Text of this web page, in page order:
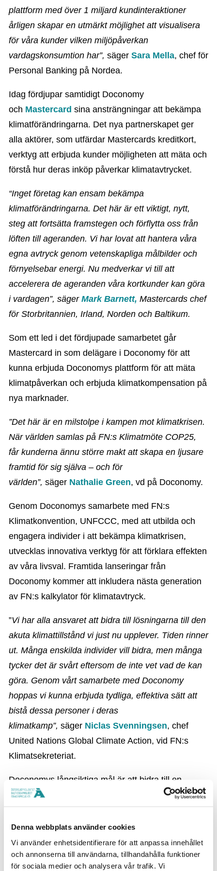
Denna webbplats använder cookies
Vi använder enhetsidentifierare för att anpassa innehållet
och annonserna till användarna, tillhandahålla funktioner
för sociala medier och analysera vår trafik. Vi
plattform med över 1 miljard kundinteraktioner
årligen skapar en utmärkt möjlighet att visualisera
för våra kunder vilken miljöpåverkan
vardagskonsumtion har”, säger Sara Mella, chef för
Personal Banking på Nordea.
Idag fördjupar samtidigt Doconomy
och Mastercard sina ansträngningar att bekämpa
klimatförändringarna. Det nya partnerskapet ger
alla aktörer, som utfärdar Mastercards kreditkort,
verktyg att erbjuda kunder möjligheten att mäta och
förstå hur deras inköp påverkar klimatavtrycket.
“Inget företag kan ensam bekämpa
klimatförändringarna. Det här är ett viktigt, nytt,
steg att fortsätta framstegen och förflytta oss från
löften till ageranden. Vi har lovat att hantera våra
egna avtryck genom vetenskapliga målbilder och
förnyelsebar energi. Nu medverkar vi till att
accelerera de ageranden våra kortkunder kan göra
i vardagen”, säger Mark Barnett, Mastercards chef
för Storbritannien, Irland, Norden och Baltikum.
Som ett led i det fördjupade samarbetet går
Mastercard in som delägare i Doconomy för att
kunna erbjuda Doconomys plattform för att mäta
klimatpåverkan och erbjuda klimatkompensation på
nya marknader.
”Det här är en milstolpe i kampen mot klimatkrisen.
När världen samlas på FN:s Klimatmöte COP25,
får kunderna ännu större makt att skapa en ljusare
framtid för sig själva – och för
världen”, säger Nathalie Green, vd på Doconomy.
Genom Doconomys samarbete med FN:s
Klimatkonvention, UNFCCC, med att utbilda och
engagera individer i att bekämpa klimatkrisen,
utvecklas innovativa verktyg för att förklara effekten
av våra livsval. Framtida lanseringar från
Doconomy kommer att inkludera nästa generation
av FN:s kalkylator för klimatavtryck.
”Vi har alla ansvaret att bidra till lösningarna till den
akuta klimattillstånd vi just nu upplever. Tiden rinner
ut. Många enskilda individer vill bidra, men många
tycker det är svårt eftersom de inte vet vad de kan
göra. Genom vårt samarbete med Doconomy
hoppas vi kunna erbjuda tydliga, effektiva sätt att
bistå dessa personer i deras
klimatkamp”, säger Niclas Svenningsen, chef
United Nations Global Climate Action, vid FN:s
Klimatsekreteriat.
Doconomys långsiktiga mål är att bidra till en
hållbar livsstil för alla och att engagera 500 miljoner
människor att 2025 minska sina klimatavtryck och
förflytta finansieringar och investeringar till de
klimatlösningar som är så angelägna. Då Åland
Index 2025 är en global standard, för att mäta